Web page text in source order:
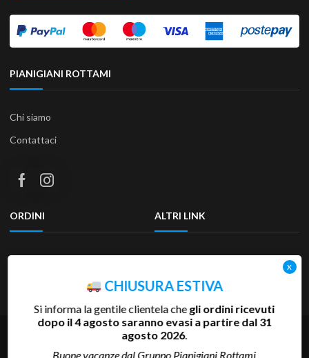
PIANIGIANI ROTTAMI
Chi siamo
Contattaci
ORDINI
Termini e condizioni
ALTRI LINK
Privacy Policy
Accessibilità
Copyright 2025 Pianigiani Rottami Srl | P.Iva 00655510527 | REA
SI-81793 | Cap.Soc. 600.000 €
CHIUSURA ESTIVA
Si informa la gentile clientela chegli ordini ricevuti
dopo il 4 agosto saranno evasi a partire dal 31
agosto 2026.
Buone vacanze dal Gruppo Pianigiani Rottami